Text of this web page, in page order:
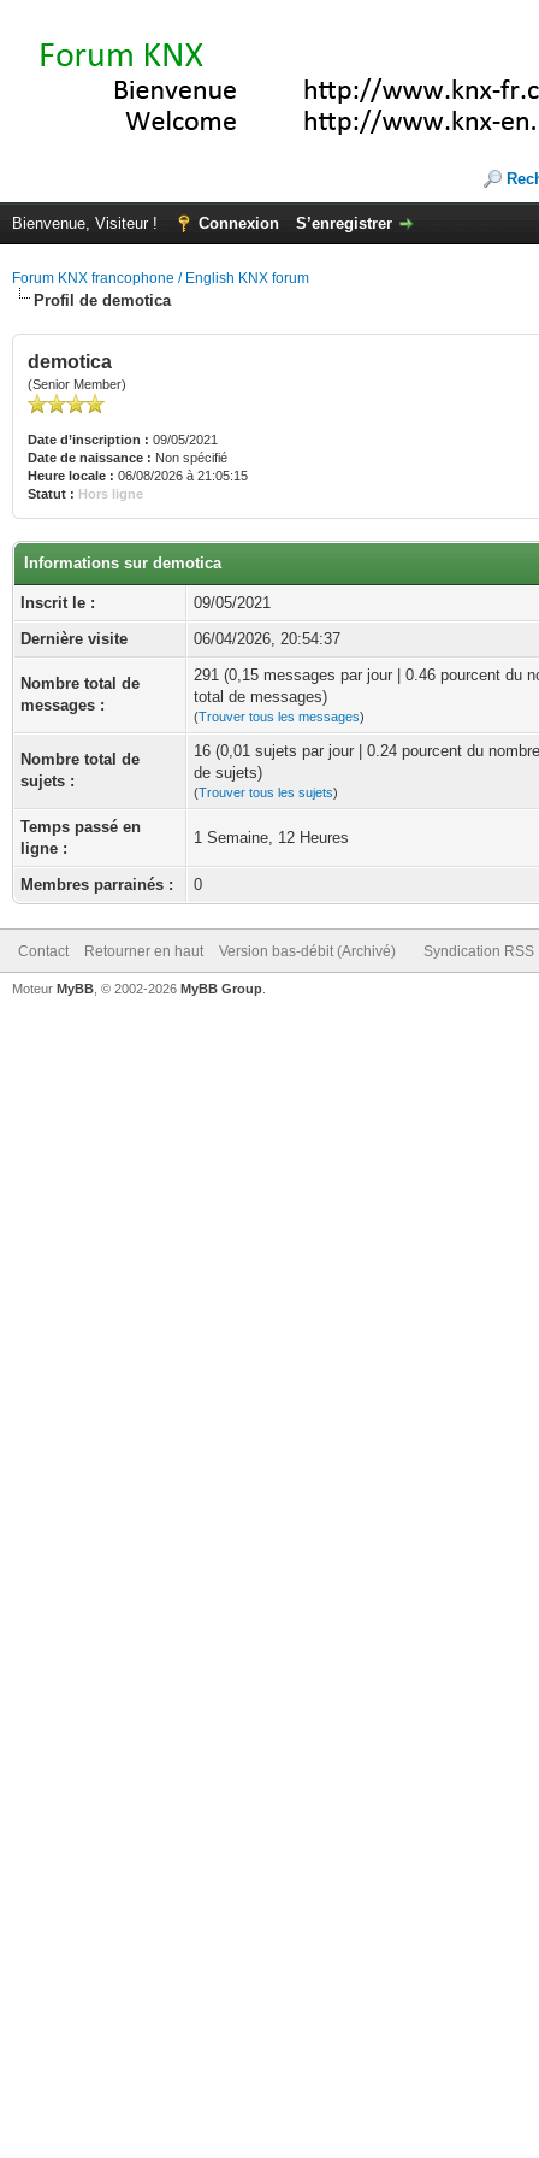
Bienvenue, Visiteur ! Connexion S’enregistrer
Forum KNX francophone / English KNX forum
Profil de demotica
demotica
(Senior Member)
Date d’inscription : 09/05/2021
Date de naissance : Non spécifié
Heure locale : 06/08/2026 à 21:05:15
Statut : Hors ligne
Informations sur demotica
Inscrit le :
09/05/2021
Dernière visite
06/04/2026, 20:54:37
Nombre total de
messages :
291 (0,15 messages par jour | 0.46 pourcent du
total de messages)
(Trouver tous les messages)
Nombre total de
sujets :
16 (0,01 sujets par jour | 0.24 pourcent du
de sujets)
(Trouver tous les sujets)
Temps passé en
ligne :
1 Semaine, 12 Heures
Membres parrainés : 0
Contact Retourner en haut Version bas-débit (Archivé) Syndication RSS
Moteur MyBB , © 2002-2026 MyBB Group